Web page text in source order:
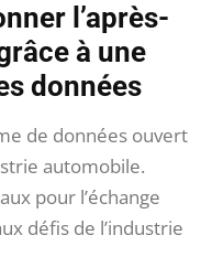
l’après-
à une
données
de données ouvert
automobile.
pour l’échange
défis de l’industrie